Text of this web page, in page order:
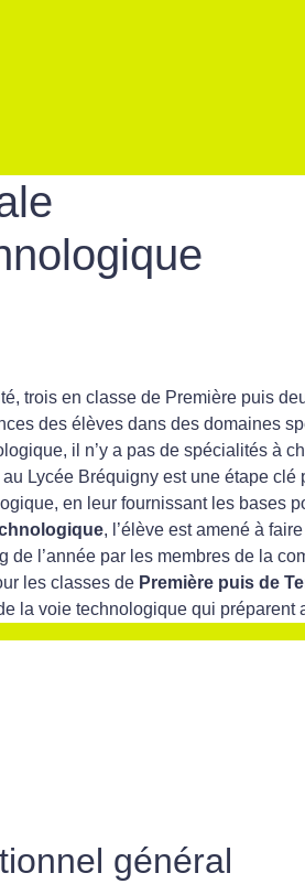
trois en classe de Première puis
des élèves dans des domaines
il n’y a pas de spécialités à
Lycée Bréquigny est une étape
en leur fournissant les bases
, l’élève est amené à
de l’année par les membres de la
les classes de Première puis de
la voie technologique qui préparent
général